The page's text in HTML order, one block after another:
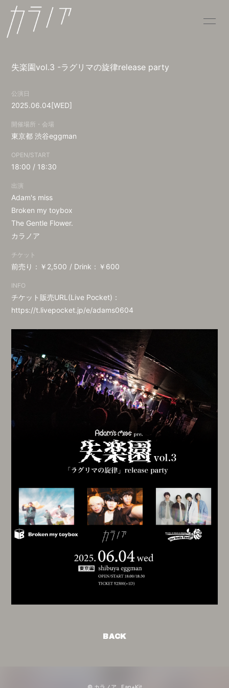
SCHEDULE PROFILE
VIDEO
CONTACT
失楽園vol.3 -ラグリマの旋律release party
公演日
2025.06.04[WED]
開催場所・会場
東京都渋谷eggman
OPEN/START
18:00 / 18:30
出演
Adam's miss
Broken my toybox
The Gentle Flower.
カラノア
チケット
前売り：￥2,500 Drink：￥600
INFO
チケット販売URL(Live Pocket)：
https://t.livepocket.jp/e/adams0604
BACK